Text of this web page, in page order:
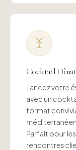
Cocktail
Lancez votre
avec un
format
Parfait pour
rencontres